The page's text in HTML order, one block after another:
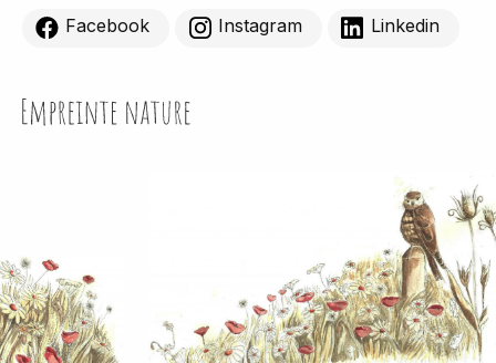
Facebook
Instagram Linkedin
Empreinte Nature